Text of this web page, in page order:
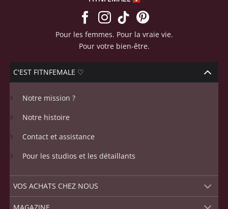
Pour les femmes. Pour la vraie vie.
Pour votre bien-être.
C'EST FITNFEMALE ♡
Notre mission ?
Notre histoire
Contact et assistance
Pour les studios et les détaillants
VOS ACHATS CHEZ NOUS
MAGAZINE